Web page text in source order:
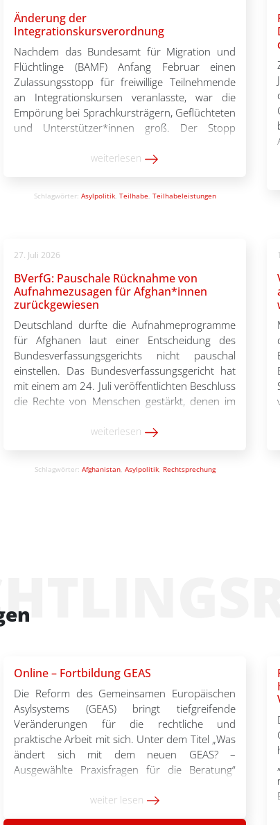
Änderung der
Integrationskursverordnung
Nachdem das Bundesamt für Migration und
Flüchtlinge (BAMF) Anfang Februar einen
Zulassungsstopp für freiwillige Teilnehmende
an Integrationskursen veranlasste, war die
Empörung bei Sprachkursträgern, Geflüchteten
und Unterstützer*innen groß. Der Stopp
geflüchteter Menschen ein und führte zu
lockerte die Koalition […]
weiterlesen
Schlagwörter: Asylpolitik, Teilhabe, Teilhabeleistungen
27. Juli 2026
BVerfG: Pauschale Rücknahme von
Aufnahmezusagen für Afghan*innen
zurückgewiesen
Deutschland durfte die Aufnahmeprogramme
für Afghanen laut einer Entscheidung des
Bundesverfassungsgerichts nicht pauschal
einstellen. Das Bundesverfassungsgericht hat
mit einem am 24. Juli veröffentlichten Beschluss
die Rechte von Menschen gestärkt, denen im
Afghanistan eine Aufnahme in Deutschland in
minderjährigen Söhnen. […]
weiterlesen
Schlagwörter: Afghanistan, Asylpolitik, Rechtsprechung
Online – Fortbildung GEAS
Die Reform des Gemeinsamen Europäischen
Asylsystems (GEAS) bringt tiefgreifende
Veränderungen für die rechtliche und
praktische Arbeit mit sich. Unter dem Titel „Was
ändert sich mit dem neuen GEAS? –
Ausgewählte Praxisfragen für die Beratung“
herzlich zu einer Online-Fortbildung am
Montag, den 14.09.2026, von 18:00 bis 20:00
weiter lesen